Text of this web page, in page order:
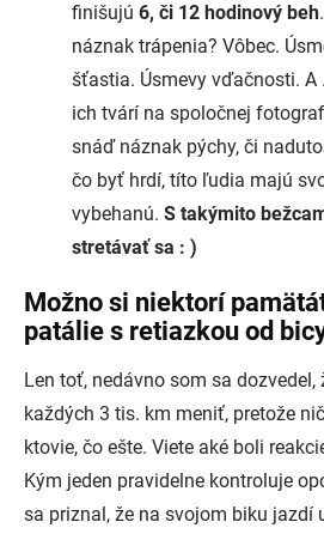
finišujú 6, či 12 hodinový beh
náznak trápenia? Vôbec.
šťastia. Úsmevy vďačnosti. A
ich tvárí na spoločnej
snáď náznak pýchy, či
čo byť hrdí, títo ľudia majú
vybehanú. S takýmito
stretávať sa : )
Možno si niektorí
patálie s retiazkou od
Len toť, nedávno som sa dozvedel,
každých 3 tis. km meniť, pretože
ktovie, čo ešte. Viete aké boli
Kým jeden pravidelne kontroluje
sa priznal, že na svojom biku jazdí